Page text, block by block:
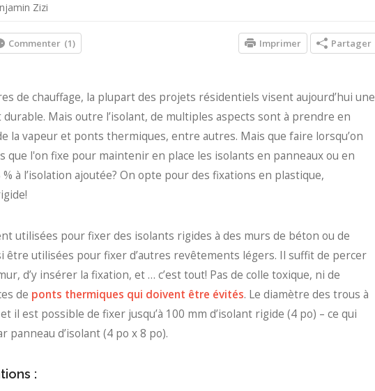
Zizi
Commenter (1) Partager
Imprimer
de chauffage, la plupart des projets résidentiels visent aujourd’hui une
Mais outre l’isolant, de multiples aspects sont à prendre en
la vapeur et ponts thermiques, entre autres. Mais que faire lorsqu’on
que l'on fixe pour maintenir en place les isolants en panneaux ou en
à l’isolation ajoutée? On opte pour des fixations en plastique,
utilisées pour fixer des isolants rigides à des murs de béton ou de
être utilisées pour fixer d’autres revêtements légers. Il suffit de percer
d’y insérer la fixation, et … c’est tout! Pas de colle toxique, ni de
de ponts thermiques qui doivent être évités. Le diamètre des trous à
il est possible de fixer jusqu’à 100 mm d’isolant rigide (4 po) – ce qui
d’isolant (4 po x 8 po).
: